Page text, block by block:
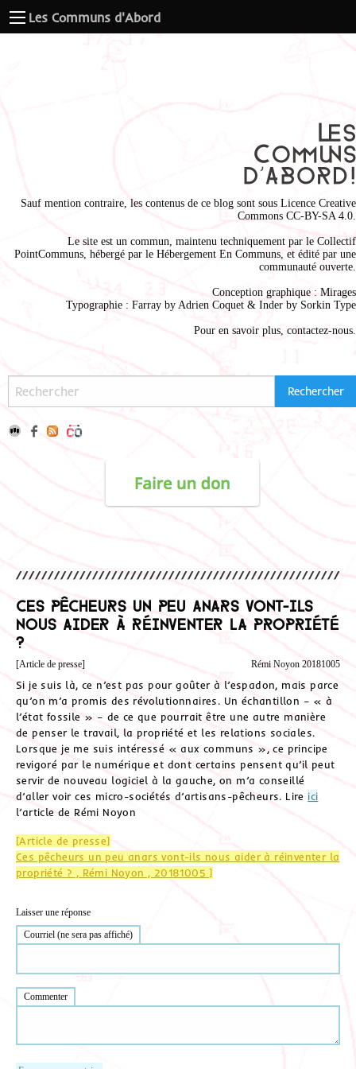
Les Communs d'Abord
Sauf mention contraire, les contenus de ce blog sont sous Licence Creative
Commons CC-BY-SA 4.0
Le site est un commun, maintenu techniquement par le Collectif
PointCommuns , hébergé par le Hébergement En Communs , et édité par une
communauté ouverte.
Conception graphique : Mirages
Typographie : Farray by Adrien Coquet & Inder by Sorkin Type
Pour en savoir plus, contactez-nous
Ces pêcheurs un peu anars vont-ils
nous aider à réinventer la propriété
?
[Article de presse] Rémi Noyon 20181005
Si je suis là, ce n’est pas pour goûter à l’espadon, mais parce
qu’on m’a promis des révolutionnaires. Un échantillon – « à
l’état fossile » – de ce que pourrait être une autre manière
de penser le travail, la propriété et les relations sociales.
Lorsque je me suis intéressé « aux communs », ce principe
revigoré par le numérique et dont certains pensent qu’il peut
servir de nouveau logiciel à la gauche, on m’a conseillé
d’aller voir ces micro-sociétés d’artisans-pêcheurs. Lire ici
l’article de Rémi Noyon
[Article de presse]
Ces pêcheurs un peu anars vont-ils nous aider à réinventer la
propriété ? , Rémi Noyon , 20181005 ]
Laisser une réponse
Courriel (ne sera pas affiché)
Commenter